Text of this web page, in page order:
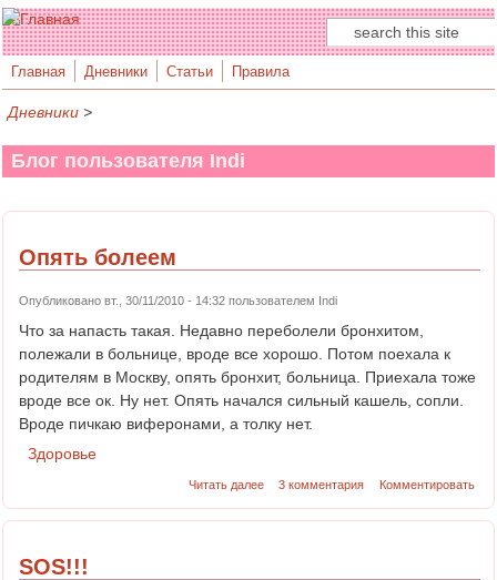
Форма поиска
Поиск
Главная Дневники Статьи Правила
Дневники >
Блог пользователя Indi
Опять болеем
Опубликовано вт., 30/11/2010 - 14:32 пользователем Indi
Что за напасть такая. Недавно переболели бронхитом,
полежали в больнице, вроде все хорошо. Потом поехала к
родителям в Москву, опять бронхит, больница. Приехала тоже
вроде все ок. Ну нет. Опять начался сильный кашель, сопли.
Вроде пичкаю виферонами, а толку нет.
Здоровье
Читать далее 3 комментария Комментировать
SOS!!!